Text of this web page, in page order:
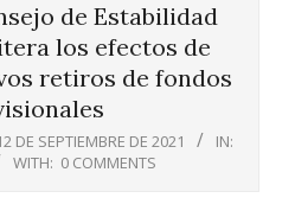
de Estabilidad
los efectos de
retiros de fondos
DE SEPTIEMBRE DE 2021
IN:
WITH: 0 COMMENTS